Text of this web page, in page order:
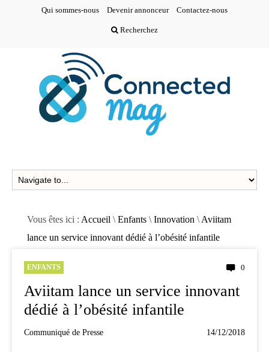
Qui sommes-nous Devenir annonceur Contactez-nous
Recherchez
Vous êtes ici : Accueil \ Enfants \ Innovation \ Aviitam
lance un service innovant dédié à l’obésité infantile
ENFANTS 0
Aviitam lance un service innovant
dédié à l’obésité infantile
Communiqué de Presse 14/12/2018